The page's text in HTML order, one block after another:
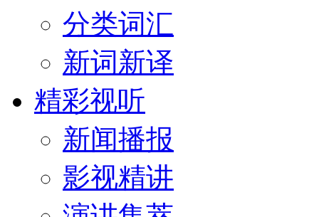
分类词汇
新词新译
精彩视听
新闻播报
影视精讲